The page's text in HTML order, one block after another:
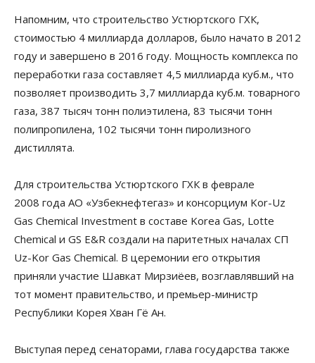
Напомним, что строительство Устюртского ГХК,
стоимостью 4 миллиарда долларов, было начато в 2012
году и завершено в 2016 году. Мощность комплекса по
переработки газа составляет 4,5 миллиарда куб.м., что
позволяет производить 3,7 миллиарда куб.м. товарного
газа, 387 тысяч тонн полиэтилена, 83 тысячи тонн
полипропилена, 102 тысячи тонн пиролизного
дистиллята.
Для строительства Устюртского ГХК в феврале
2008 года АО «Узбекнефтегаз» и консорциум Kor-Uz
Gas Chemical Investment в составе Korea Gas, Lotte
Chemical и GS E&R создали на паритетных началах СП
Uz-Kor Gas Chemical. В церемонии его открытия
приняли участие Шавкат Мирзиёев, возглавлявший на
тот момент правительство, и премьер-министр
Республики Корея Хван Гё Ан.
Выступая перед сенаторами, глава государства также